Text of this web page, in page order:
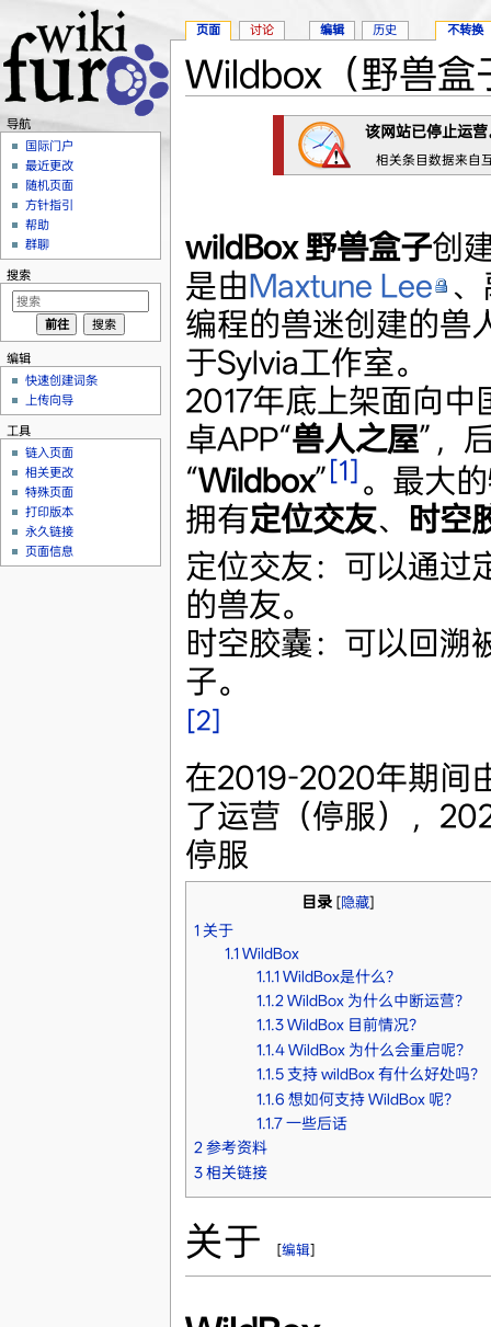
Wildbox（野兽盒
该网站已停止运营
相关条目数据来自
wildBox 野兽盒子创
是由Maxtune Lee
编程的兽迷创建的兽
于Sylvia工作室。
2017年底上架面向中
卓APP“兽人之屋”，
“Wildbox” [1] 。最大
拥有定位交友、
时空
定位交友：可以通过
的兽友。
时空胶囊：可以回溯
子。
[2]
在2019-2020年期间
了运营（停服），
停服
目录[隐藏]
1 关于
1.1WildBox
1.1.1 WildBox是什么？
1.1.2 WildBox 为什么中断运营？
1.1.3 WildBox 目前情况？
1.1.4 WildBox 为什么会重启呢？
1.1.5 支持 wildBox 有什么好处吗？
1.1.6 想如何支持 WildBox 呢？
1.1.7 一些后话
2 参考资料
3 相关链接
关于 [编辑]
页面 讨论 编辑 历史 不转换
导航
国际门户
最近更改
随机页面
方针指引
帮助
群聊
搜索
编辑
快速创建词条
上传向导
工具
链入页面
相关更改
特殊页面
打印版本
永久链接
页面信息